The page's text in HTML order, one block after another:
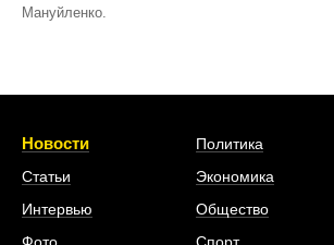
Мануйленко.
Новости
Статьи
Интервью
Политика
Экономика
Общество